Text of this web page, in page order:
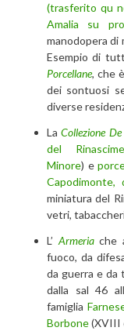
(trasferito qu
Amalia su
manodopera di
Esempio di
Porcellane, che
dei sontuosi
diverse
LaCollezione
del
Minore) e
miniatura del
vetri,
L’Armeriache
fuoco, da
da guerra e da
dalla sal 46
famiglia
Borbone(XVIII